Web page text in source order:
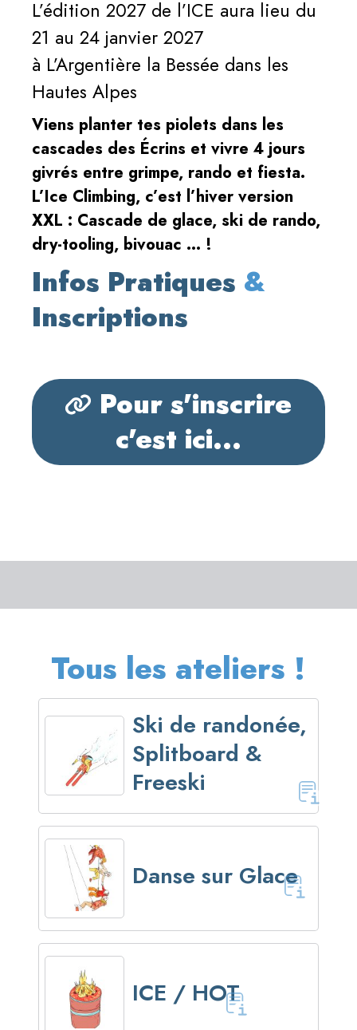
L’édition 2027 de l’ICE aura lieu du
21 au 24 janvier 2027
à L’Argentière la Bessée dans les
Hautes Alpes
Viens planter tes piolets dans les
cascades des Écrins et vivre 4 jours
givrés entre grimpe, rando et fiesta.
L’Ice Climbing, c’est l’hiver version
XXL : Cascade de glace, ski de rando,
dry-tooling, bivouac ... !
Infos Pratiques &
Inscriptions
Pour s'inscrire
c'est ici...
Tous les ateliers !
Ski de randonée,
Splitboard &
Freeski
Danse sur Glace
ICE / HOT